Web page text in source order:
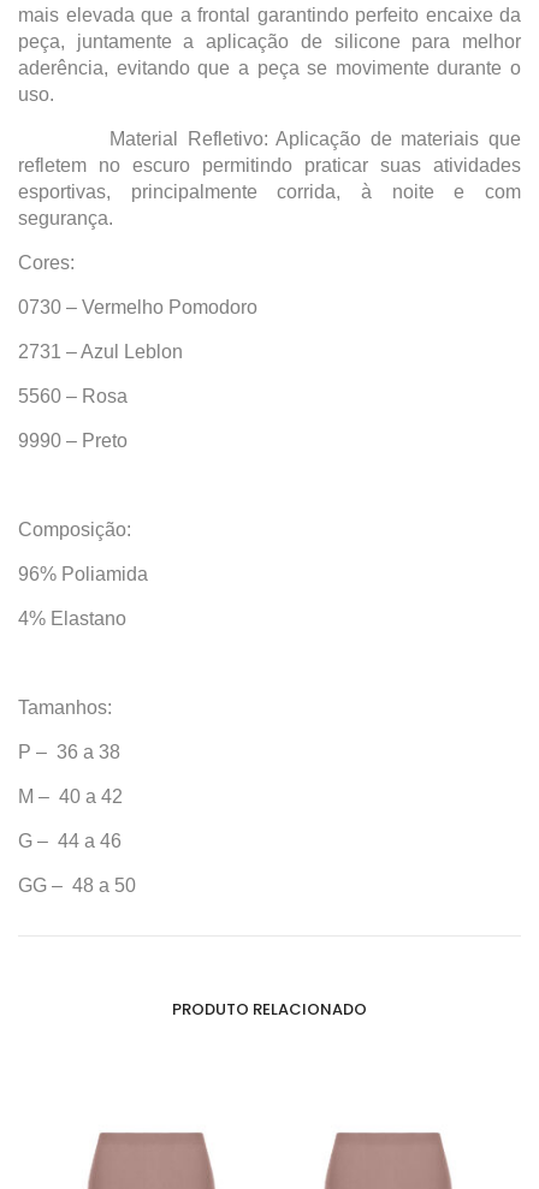
mais elevada que a frontal garantindo perfeito encaixe da
peça, juntamente a aplicação de silicone para melhor
aderência, evitando que a peça se movimente durante o
uso.
Material Refletivo: Aplicação de materiais que
refletem no escuro permitindo praticar suas atividades
esportivas, principalmente corrida, à noite e com
segurança.
Cores:
0730 – Vermelho Pomodoro
2731 – Azul Leblon
5560 – Rosa
9990 – Preto
Composição:
96% Poliamida
4% Elastano
Tamanhos:
P – 36 a 38
M – 40 a 42
G – 44 a 46
GG – 48 a 50
PRODUTO RELACIONADO